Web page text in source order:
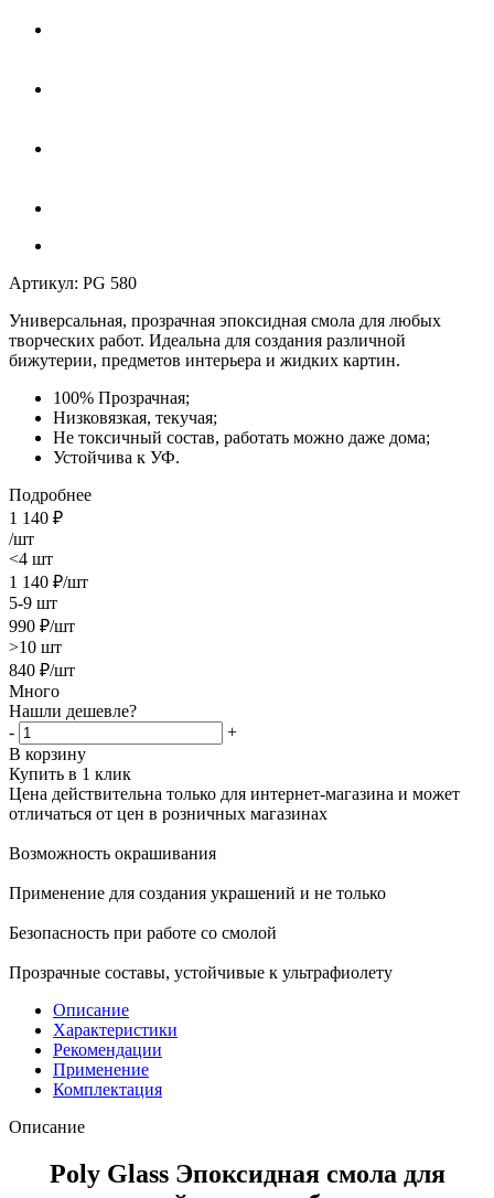
Артикул: PG 580
Универсальная, прозрачная эпоксидная смола для любых
творческих работ. Идеальна для создания различной
бижутерии, предметов интерьера и жидких картин.
100% Прозрачная;
Низковязкая, текучая;
Не токсичный состав, работать можно даже дома;
Устойчива к УФ.
Подробнее
1 140 ₽
/шт
<4 шт
1 140 ₽/шт
5-9 шт
990 ₽/шт
>10 шт
840 ₽/шт
Много
Нашли дешевле?
-
+
В корзину
Купить в 1 клик
Цена действительна только для интернет-магазина и может
отличаться от цен в розничных магазинах
Возможность окрашивания
Применение для создания украшений и не только
Безопасность при работе со смолой
Прозрачные составы, устойчивые к ультрафиолету
Описание
Характеристики
Рекомендации
Применение
Комплектация
Описание
Poly Glass Эпоксидная смола для